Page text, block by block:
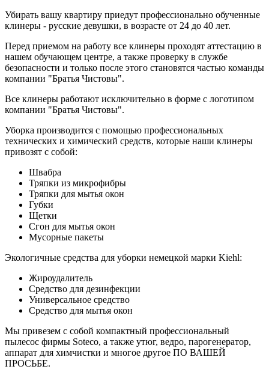
Убирать вашу квартиру приедут профессионально обученные
клинеры - русские девушки, в возрасте от 24 до 40 лет.
Перед приемом на работу все клинеры проходят аттестацию в
нашем обучающем центре, а также проверку в службе
безопасности и только после этого становятся частью команды
компании "Братья Чистовы".
Все клинеры работают исключительно в форме с логотипом
компании "Братья Чистовы".
Уборка производится с помощью профессиональных
технических и химический средств, которые наши клинеры
привозят с собой:
Швабра
Тряпки из микрофибры
Тряпки для мытья окон
Губки
Щетки
Сгон для мытья окон
Мусорные пакеты
Экологичные средства для уборки немецкой марки Kiehl:
Жироудалитель
Средство для дезинфекции
Универсальное средство
Средство для мытья окон
Мы привезем с собой компактный профессиональный
пылесос фирмы Soteco, а также утюг, ведро, парогенератор,
аппарат для химчистки и многое другое ПО ВАШЕЙ
ПРОСЬБЕ.